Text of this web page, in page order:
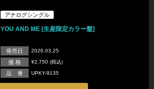
アナログシングル
YOU AND ME [生産限定カラー盤]
発売日 2026.03.25
価 格 ¥2,750 (税込)
品 番 UPKY-9135